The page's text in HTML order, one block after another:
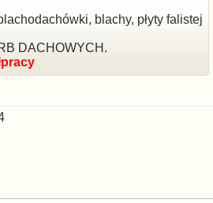
blachy, płyty falistej
DACHOWYCH.